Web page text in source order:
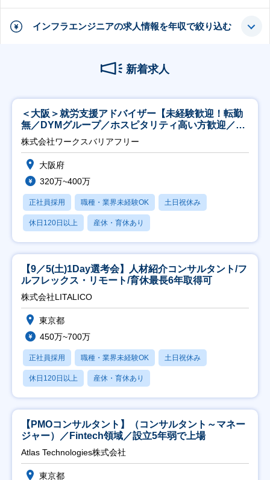
インフラエンジニアの求人情報を年収で絞り込む
新着求人
＜大阪＞就労支援アドバイザー【未経験歓迎！転勤
無／DYMグループ／ホスピタリティ高い方歓迎／土
日祝】
株式会社ワークスバリアフリー
大阪府
320万~400万
正社員採用 職種・業界未経験OK 土日祝休み
休日120日以上 産休・育休あり
【9／5(土)1Day選考会】人材紹介コンサルタント/フ
ルフレックス・リモート/育休最長6年取得可
株式会社LITALICO
東京都
450万~700万
正社員採用 職種・業界未経験OK 土日祝休み
休日120日以上 産休・育休あり
【PMOコンサルタント】（コンサルタント～マネー
ジャー）／Fintech領域／設立5年弱で上場
Atlas Technologies株式会社
東京都